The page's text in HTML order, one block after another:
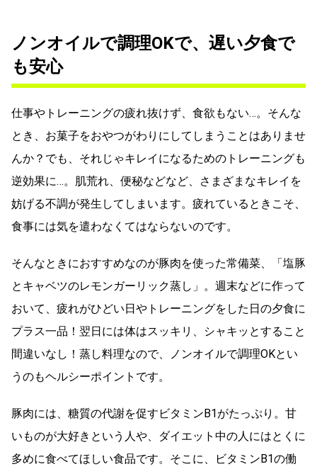
ノンオイルで調理OKで、遅い夕食で
も安心
仕事やトレーニングの疲れ抜けず、食欲もない…。そんな
とき、お菓子をおやつがわりにしてしまうことはありませ
んか？でも、それじゃキレイになるためのトレーニングも
逆効果に…。肌荒れ、便秘などなど、さまざまなキレイを
妨げる不調が発生してしまいます。疲れているときこそ、
食事には気を遣わなくてはならないのです。
そんなときにおすすめなのが豚肉を使った常備菜、「塩豚
とキャベツのレモンガーリック蒸し」。週末などに作って
おいて、疲れがひどい日やトレーニングをした日の夕食に
プラス一品！翌日には体はスッキリ、シャキッとすること
間違いなし！蒸し料理なので、ノンオイルで調理OKとい
うのもヘルシーポイントです。
豚肉には、糖質の代謝を促すビタミンB1がたっぷり。甘
いものが大好きという人や、ダイエット中の人にはとくに
多めに食べてほしい食品です。そこに、ビタミンB1の働